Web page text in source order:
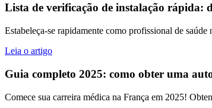
Lista de verificação de instalação rápida:
Estabeleça-se rapidamente como profissional de
Leia o artigo
Guia completo 2025: como obter uma
Comece sua carreira médica na França em 2025!